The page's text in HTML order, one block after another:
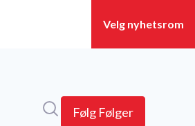
Følg Følger